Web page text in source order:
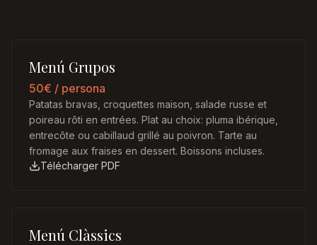
Menú Grupos
50€ / persona
Patatas bravas, croquettes maison, salade russe et
poireau rôti en entrées. Plat au choix: pluma ibérique,
entrecôte ou cabillaud grillé au poivron. Tarte au
fromage aux fraises en dessert. Boissons incluses.
Télécharger PDF
Menú Clàssics